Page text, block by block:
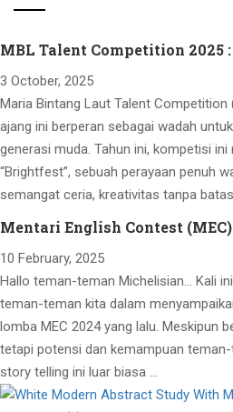
MBL Talent Competition 2025
3 October, 2025
Maria Bintang Laut Talent Competition
ajang ini berperan sebagai wadah
generasi muda. Tahun ini, kompetisi
“Brightfest”, sebuah perayaan penuh
semangat ceria, kreativitas tanpa
Mentari English Contest
10 February, 2025
Hallo teman-teman Michelisian… Kali
teman-teman kita dalam
lomba MEC 2024 yang lalu. Meskipun
tetapi potensi dan kemampuan
story telling ini luar biasa …